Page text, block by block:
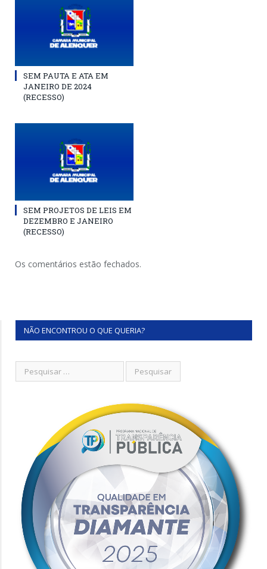
SEM PAUTA E ATA EM
JANEIRO DE 2024
(RECESSO)
SEM PROJETOS DE LEIS EM
DEZEMBRO E JANEIRO
(RECESSO)
Os comentários estão fechados.
NÃO ENCONTROU O QUE QUERIA?